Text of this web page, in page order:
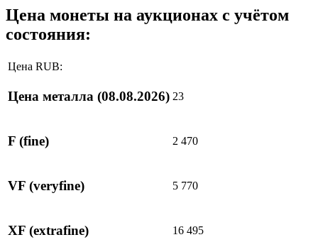
Цена монеты на аукционах с учётом
состояния:
Цена RUB:
Цена металла (08.08.2026) 23
F (fine) 2 470
VF (veryfine) 5 770
XF (extrafine) 16 495